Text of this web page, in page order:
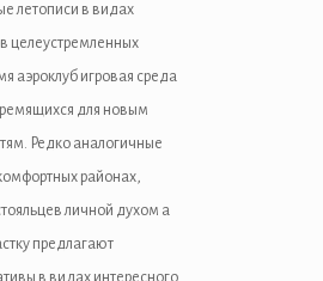
летописи в видах
целеустремленных
аэроклуб игровая среда
для новым
Редко аналогичные
районах,
личной духом а
предлагают
в видах интересного